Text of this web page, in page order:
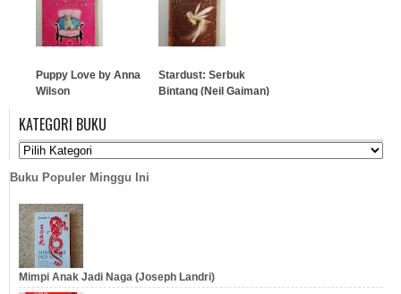
Password
…
Puppy Love by Anna
Wilson
…
Stardust: Serbuk
Bintang (Neil Gaiman)
KATEGORI BUKU
Buku Populer Minggu Ini
Mimpi Anak Jadi Naga (Joseph Landri)